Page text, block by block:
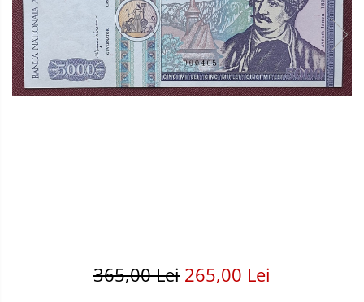
Monede America
Monede Asia
Monede Australia si Oceania
Monede Euro, Eurocenti
Bancnote Asia
Bancnote Australia si Oceania
Bancnote Europa
Gradate PMG
365,00 Lei 265,00 Lei